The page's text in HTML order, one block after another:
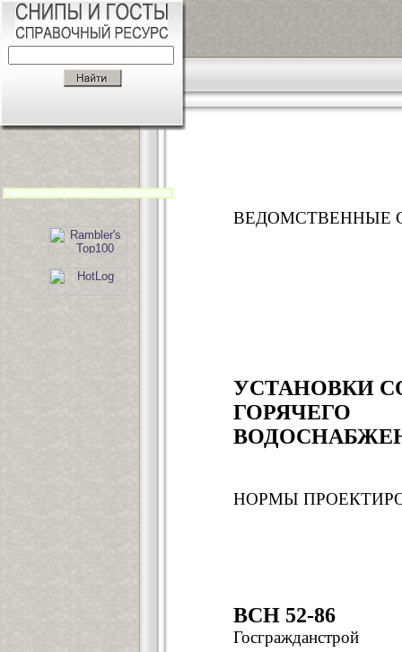
ВЕДОМСТВЕННЫЕ
УСТАНОВКИ
ГОРЯЧЕГО
НОРМЫ
ВСН 52-86
Госгражданстрой